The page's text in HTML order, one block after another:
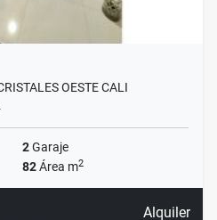
OESTE CALI
2Garaje
82Área m2
Alquiler